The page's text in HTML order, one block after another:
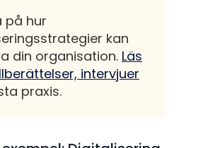
på hur
kan
din organisation. Läs
intervjuer
praxis.